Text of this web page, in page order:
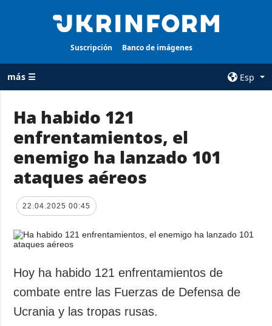
Suscripción Banco de imágenes
más ☰
Esp
TODAS LAS
CATEGORÍAS
Guerra
Reconstrucción
de Ucrania
Política
Economía
Sociedad y
Cultura
Deportes
AGENCIA
sobre la agencia
protección de
Ha habido 121
enfrentamientos, el
enemigo ha lanzado 101
ataques aéreos
22.04.2025 00:45
Hoy ha habido 121 enfrentamientos de
combate entre las Fuerzas de Defensa de
Ucrania y las tropas rusas.